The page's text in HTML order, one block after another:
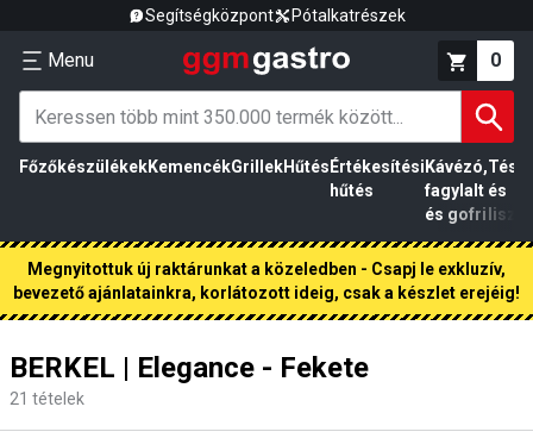
Segítségközpont Pótalkatrészek
Menu 0
FőzőkészülékekKemencékGrillekHűtés Értékesítési
hűtés
Kávézó,
fagylalt
és gofri
és
liszt
Megnyitottuk új raktárunkat a közeledben - Csapj le exkluzív,
bevezető ajánlatainkra, korlátozott ideig, csak a készlet erejéig!
BERKEL | Elegance - Fekete
21 tételek